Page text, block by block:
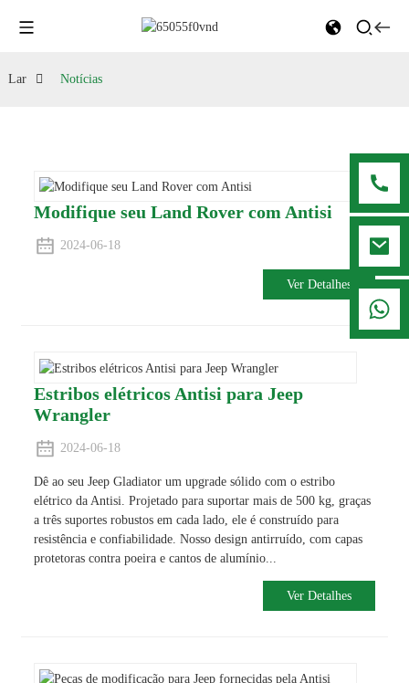
008615916001636
Lar Notícias
Modifique seu Land Rover com Antisi
2024-06-18
Ver Detalhes
Estribos elétricos Antisi para Jeep
Wrangler
2024-06-18
Dê ao seu Jeep Gladiator um upgrade sólido com o estribo
elétrico da Antisi. Projetado para suportar mais de 500 kg, graças
a três suportes robustos em cada lado, ele é construído para
resistência e confiabilidade. Nosso design antirruído, com capas
protetoras contra poeira e cantos de alumínio...
Ver Detalhes